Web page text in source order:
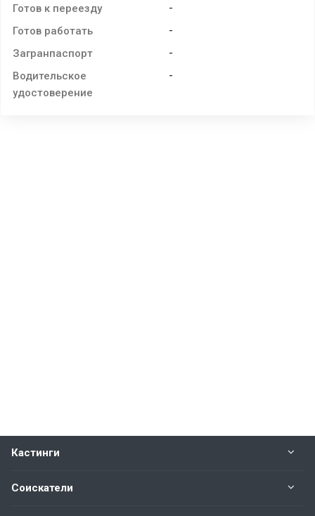
Готов к переезду -
Готов работать -
Загранпаспорт -
Водительское
удостоверение
-
Кастинги
Соискатели